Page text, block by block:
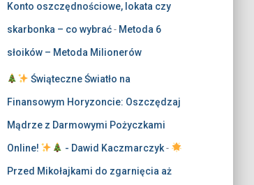
Konto oszczędnościowe, lokata czy
skarbonka – co wybrać- Metoda 6
słoików – Metoda Milionerów
Świąteczne Światło na
Finansowym Horyzoncie: Oszczędzaj
Mądrze z Darmowymi Pożyczkami
Online! - Dawid Kaczmarczyk-
Przed Mikołajkami do zgarnięcia aż